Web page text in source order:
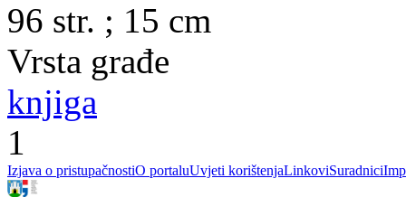
96 str. ; 15 cm
Vrsta građe
knjiga
1
Izjava o pristupačnostiO portaluUvjeti korištenjaLinkoviSuradnici